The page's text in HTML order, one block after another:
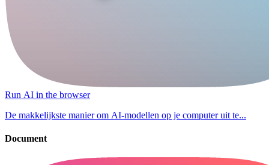
Run AI in the browser
De makkelijkste manier om AI-modellen op je computer uit te...
Document